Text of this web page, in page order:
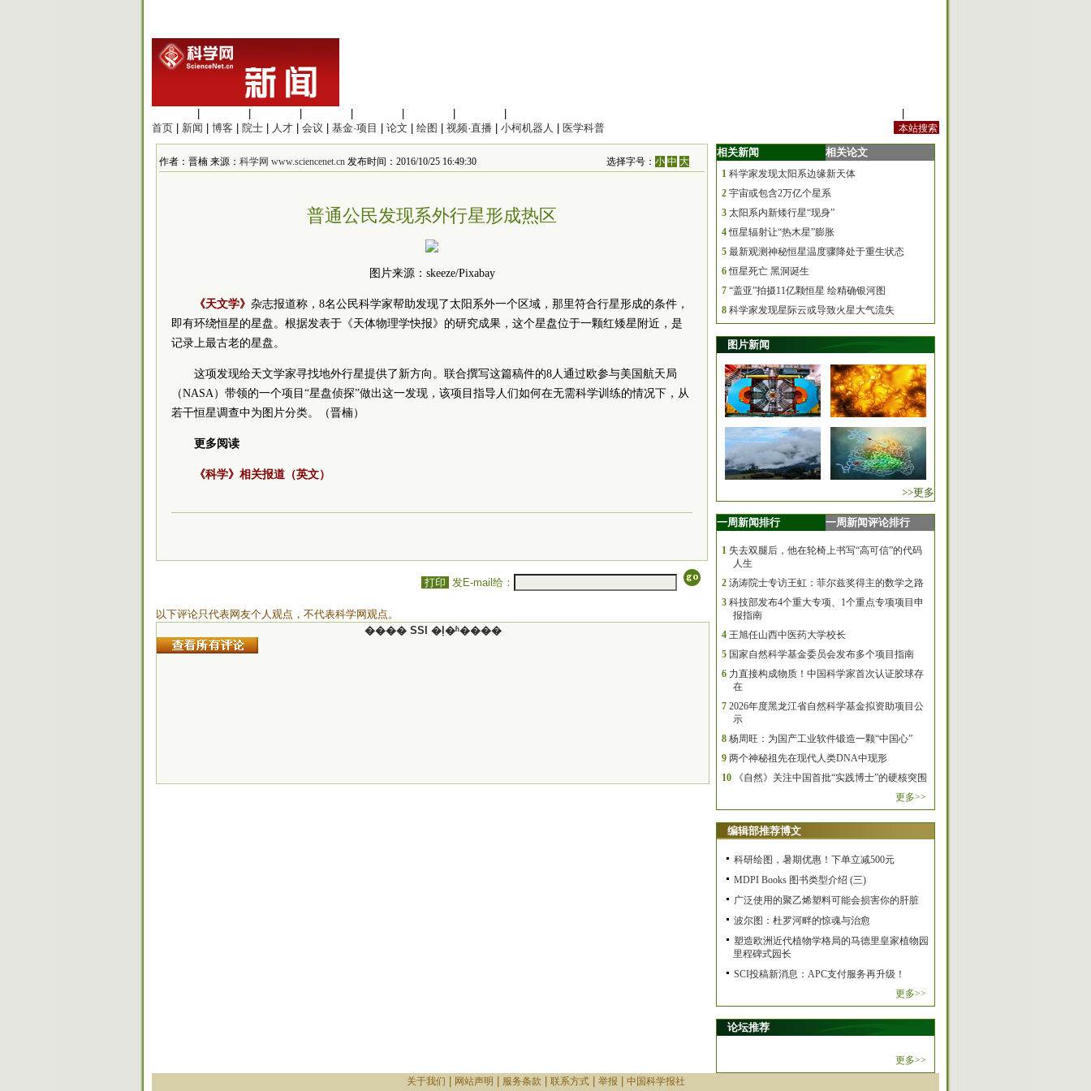
首页
新闻 博客 院士 人才 会议 基金·项目 论文 绘图 视频·直播 小柯机器人 医学科普
作者：晋楠 来源： 科学网 www.sciencenet.cn 发布时间：2016/10/25 16:49:30 选择字号：小 中 大
普通公民发现系外行星形成热区
图片来源：skeeze/Pixabay
《天文学》 杂志报道称，8名公民科学家帮助发现了太阳系外一个区域，那里符合行星形成的条件，
即有环绕恒星的星盘。根据发表于《天体物理学快报》的研究成果，这个星盘位于一颗红矮星附近，是
记录上最古老的星盘。
这项发现给天文学家寻找地外行星提供了新方向。联合撰写这篇稿件的8人通过欧参与美国航天局
（NASA）带领的一个项目“星盘侦探”做出这一发现，该项目指导人们如何在无需科学训练的情况下，从
若干恒星调查中为图片分类。（晋楠）
更多阅读
《科学》相关报道（英文）
打印 发E-mail给：
以下评论只代表网友个人观点，不代表科学网观点。
���� SSI �ļ�ʱ����
相关新闻 相关论文
1 科学家发现太阳系边缘新天体
2 宇宙或包含2万亿个星系
3 太阳系内新矮行星“现身”
4 恒星辐射让“热木星”膨胀
5 最新观测神秘恒星温度骤降处于重生状态
6 恒星死亡 黑洞诞生
7 “盖亚”拍摄11亿颗恒星 绘精确银河图
8 科学家发现星际云或导致火星大气流失
图片新闻
>>更多
一周新闻排行 一周新闻评论排行
1 失去双腿后，他在轮椅上书写“高可信”的代码
人生
2 汤涛院士专访王虹：菲尔兹奖得主的数学之路
3 科技部发布4个重大专项、1个重点专项项目申
报指南
4 王旭任山西中医药大学校长
5 国家自然科学基金委员会发布多个项目指南
6 力直接构成物质！中国科学家首次认证胶球存
在
7 2026年度黑龙江省自然科学基金拟资助项目公
示
8 杨周旺：为国产工业软件锻造一颗“中国心”
9 两个神秘祖先在现代人类DNA中现形
10
《自然》关注中国首批“实践博士”的硬核突围
更多>>
编辑部推荐博文
科研绘图，暑期优惠！下单立减500元
MDPI Books 图书类型介绍 (三)
广泛使用的聚乙烯塑料可能会损害你的肝脏
波尔图：杜罗河畔的惊魂与治愈
塑造欧洲近代植物学格局的马德里皇家植物园
里程碑式园长
SCI投稿新消息：APC支付服务再升级！
更多>>
论坛推荐
更多>>
关于我们
网站声明 服务条款 联系方式| 举报 中国科学报社